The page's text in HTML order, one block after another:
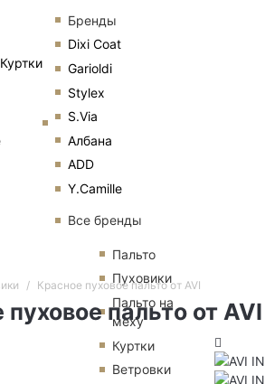
Куртки
Бренды
Dixi Coat
Garioldi
Stylex
S.Via
Албана
ADD
Y.Camille
Все бренды
Пальто
Пуховики
Пальто на
меху
Куртки
Ветровки
Красное пуховое пальто от AVI
пальто от AVI